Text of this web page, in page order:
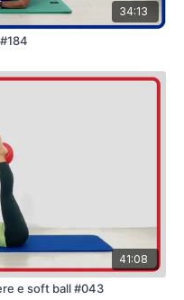
34:13
41:08
e soft ball #043